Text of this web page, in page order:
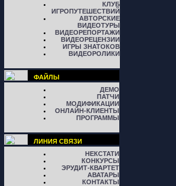
КЛУБ
ИГРОПУТЕШЕСТВИЙ
АВТОРСКИЕ
ВИДЕОТУРЫ
ВИДЕОРЕПОРТАЖИ
ВИДЕОРЕЦЕНЗИИ
ИГРЫ ЗНАТОКОВ
ВИДЕОРОЛИКИ
ФАЙЛЫ
ДЕМО
ПАТЧИ
МОДИФИКАЦИИ
ОНЛАЙН-КЛИЕНТЫ
ПРОГРАММЫ
ЛИНИЯ СВЯЗИ
НЕКСТАТИ
КОНКУРСЫ
ЭРУДИТ-КВАРТЕТ
АВАТАРЫ
КОНТАКТЫ